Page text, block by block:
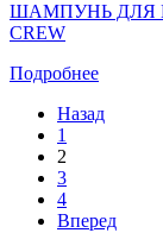
ШАМПУНЬ ДЛЯ
CREW
Подробнее
Назад
1
2
3
4
Вперед